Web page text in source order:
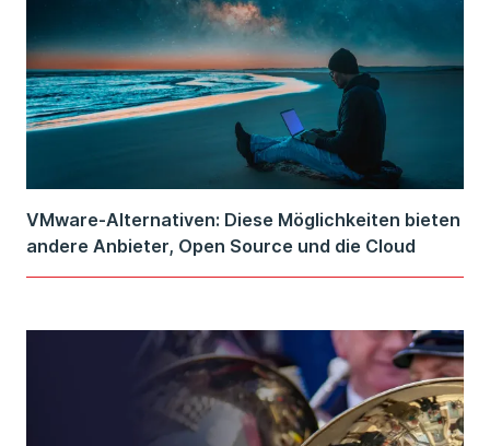
VMware-Alternativen: Diese Möglichkeiten bieten
andere Anbieter, Open Source und die Cloud